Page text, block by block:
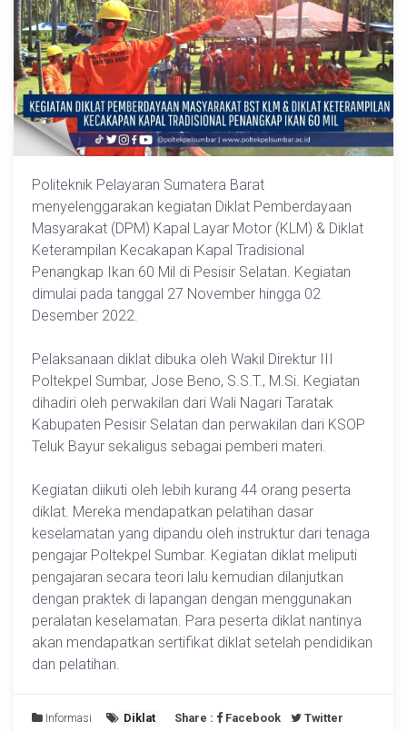
Politeknik Pelayaran Sumatera Barat
menyelenggarakan kegiatan Diklat Pemberdayaan
Masyarakat (DPM) Kapal Layar Motor (KLM) & Diklat
Keterampilan Kecakapan Kapal Tradisional
Penangkap Ikan 60 Mil di Pesisir Selatan. Kegiatan
dimulai pada tanggal 27 November hingga 02
Desember 2022.
Pelaksanaan diklat dibuka oleh Wakil Direktur III
Poltekpel Sumbar, Jose Beno, S.S.T., M.Si. Kegiatan
dihadiri oleh perwakilan dari Wali Nagari Taratak
Kabupaten Pesisir Selatan dan perwakilan dari KSOP
Teluk Bayur sekaligus sebagai pemberi materi.
Kegiatan diikuti oleh lebih kurang 44 orang peserta
diklat. Mereka mendapatkan pelatihan dasar
keselamatan yang dipandu oleh instruktur dari tenaga
pengajar Poltekpel Sumbar. Kegiatan diklat meliputi
pengajaran secara teori lalu kemudian dilanjutkan
dengan praktek di lapangan dengan menggunakan
peralatan keselamatan. Para peserta diklat nantinya
akan mendapatkan sertifikat diklat setelah pendidikan
dan pelatihan.
Informasi Diklat Share : Facebook Twitter